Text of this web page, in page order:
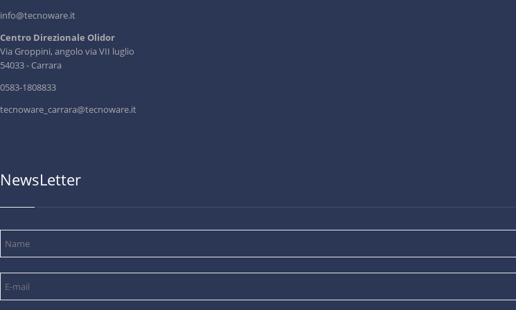
info@tecnoware.it
Centro Direzionale Olidor
Via Groppini, angolo via VII luglio
54033 - Carrara
0583-1808833
tecnoware_carrara@tecnoware.it
NewsLetter